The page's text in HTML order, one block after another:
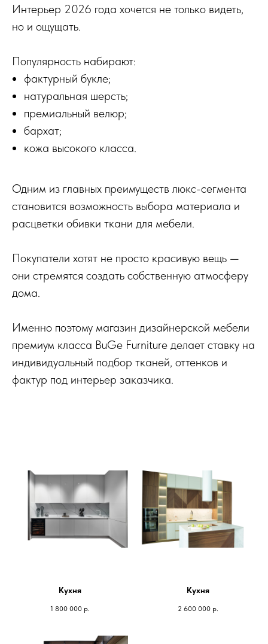
Интерьер 2026 года хочется не только видеть,
но и ощущать.
Популярность набирают:
фактурный букле;
натуральная шерсть;
премиальный велюр;
бархат;
кожа высокого класса.
Одним из главных преимуществ люкс-сегмента
становится возможность выбора материала и
расцветки обивки ткани для мебели.
Покупатели хотят не просто красивую вещь —
они стремятся создать собственную атмосферу
дома.
Именно поэтому магазин дизайнерской мебели
премиум класса BuGe Furniture делает ставку на
индивидуальный подбор тканей, оттенков и
фактур под интерьер заказчика.
Кухня
1 800 000 р.
Кухня
2 600 000 р.